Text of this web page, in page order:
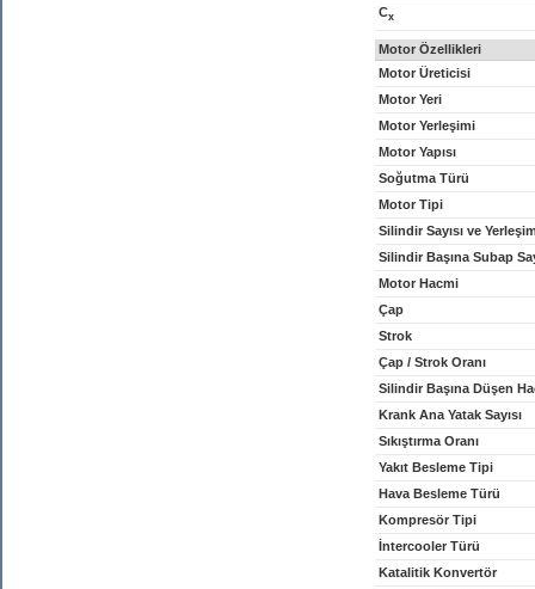
Cx
Motor Özellikleri
Motor Üreticisi
Motor Yeri
Motor Yerleşimi
Motor Yapısı
Soğutma Türü
Motor Tipi
Silindir Sayısı ve
Silindir Başına Subap
Motor Hacmi
Çap
Strok
Çap / Strok Oranı
Silindir Başına Düşen
Krank Ana Yatak Sayısı
Sıkıştırma Oranı
Yakıt Besleme Tipi
Hava Besleme Türü
Kompresör Tipi
İntercooler Türü
Katalitik Konvertör